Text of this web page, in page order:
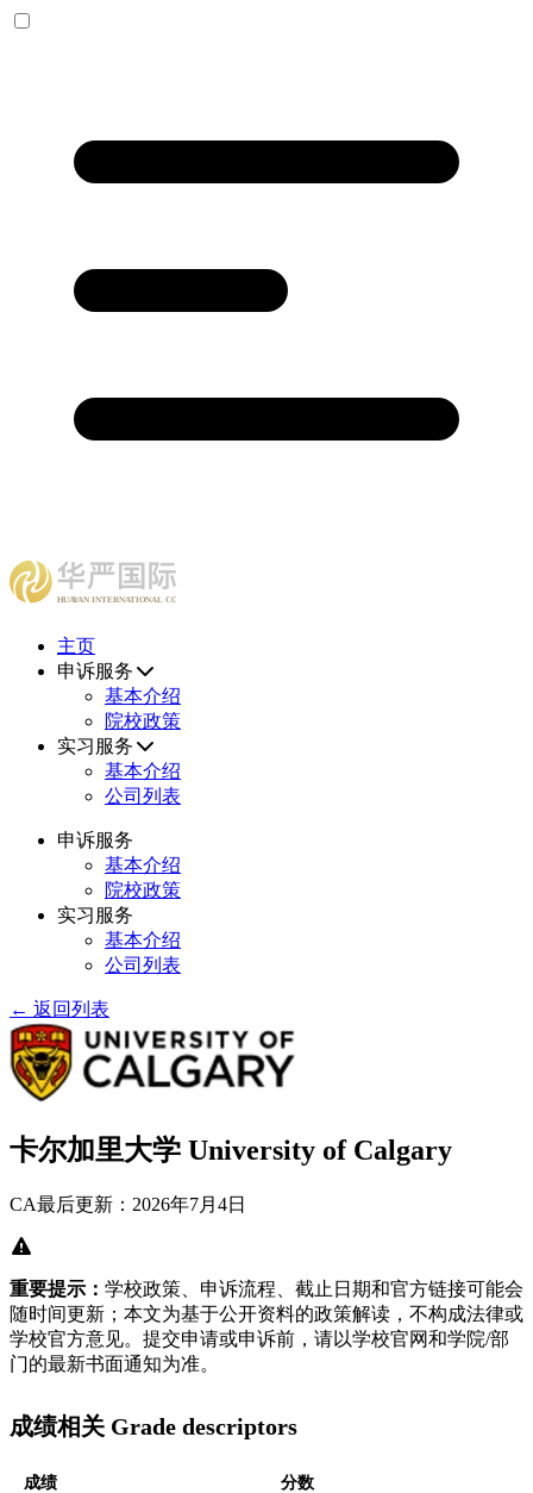
HUAYAN INTERNATIONAL CONSULTING CENTER
主页
申诉服务
基本介绍
院校政策
实习服务
基本介绍
公司列表
申诉服务
基本介绍
院校政策
实习服务
基本介绍
公司列表
← 返回列表
卡尔加里大学 University of Calgary
CA最后更新：2026年7月4日
重要提示： 学校政策、申诉流程、截止日期和官方链接可能会
随时间更新；本文为基于公开资料的政策解读，不构成法律或
学校官方意见。提交申请或申诉前，请以学校官网和学院/部
门的最新书面通知为准。
成绩相关 Grade descriptors
成绩 分数